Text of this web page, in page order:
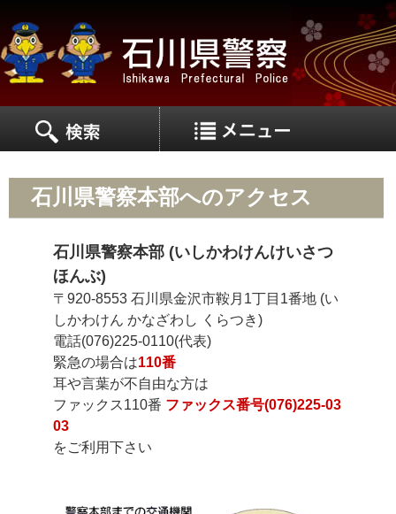
石川県警察本部へのアクセス
石川県警察本部 (いしかわけんけいさつ
ほんぶ)
〒920-8553 石川県金沢市鞍月1丁目1番地 (い
しかわけん かなざわし くらつき)
電話(076)225-0110(代表)
緊急の場合は110番
耳や言葉が不自由な方は
ファックス110番 ファックス番号(076)225-03
03
をご利用下さい